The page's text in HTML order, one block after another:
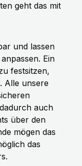
geht das mit
und lassen
Ein
festsitzen,
Alle unsere
auch
über den
mögen das
das